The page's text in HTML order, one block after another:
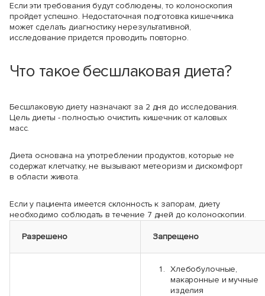
Если эти требования будут соблюдены, то колоноскопия
пройдет успешно. Недостаточная подготовка кишечника
может сделать диагностику нерезультативной,
исследование придется проводить повторно.
Что такое бесшлаковая диета?
Бесшлаковую диету назначают за 2 дня до исследования.
Цель диеты - полностью очистить кишечник от каловых
масс.
Диета основана на употреблении продуктов, которые не
содержат клетчатку, не вызывают метеоризм и дискомфорт
в области живота.
Если у пациента имеется склонность к запорам, диету
необходимо соблюдать в течение 7 дней до колоноскопии.
Разрешено Запрещено
Хлебобулочные,
макаронные и мучные
изделия